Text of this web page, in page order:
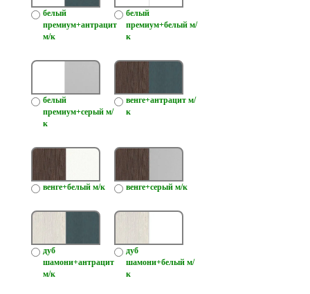
белый
премиум+антрацит
м/к
белый
премиум+белый м/
к
белый
премиум+серый м/
к
венге+антрацит м/
к
венге+белый м/к венге+серый м/к
дуб
шамони+антрацит
м/к
дуб
шамони+белый м/
к